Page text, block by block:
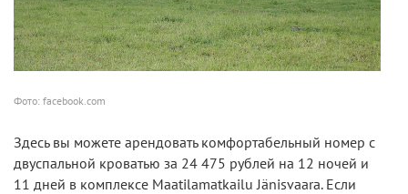
Фото: facebook.com
Здесь вы можете арендовать комфортабельный номер с
двуспальной кроватью за 24 475 рублей на 12 ночей и
11 дней в комплексе Maatilamatkailu Jänisvaara. Если